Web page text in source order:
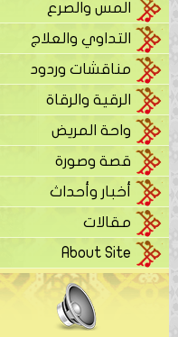
المس والصرع
التداوي والعلاج
مناقشات وردود
الرقية والرقاة
واحة المريض
قصة وصورة
أخبار وأحداث
مقالات
About Site